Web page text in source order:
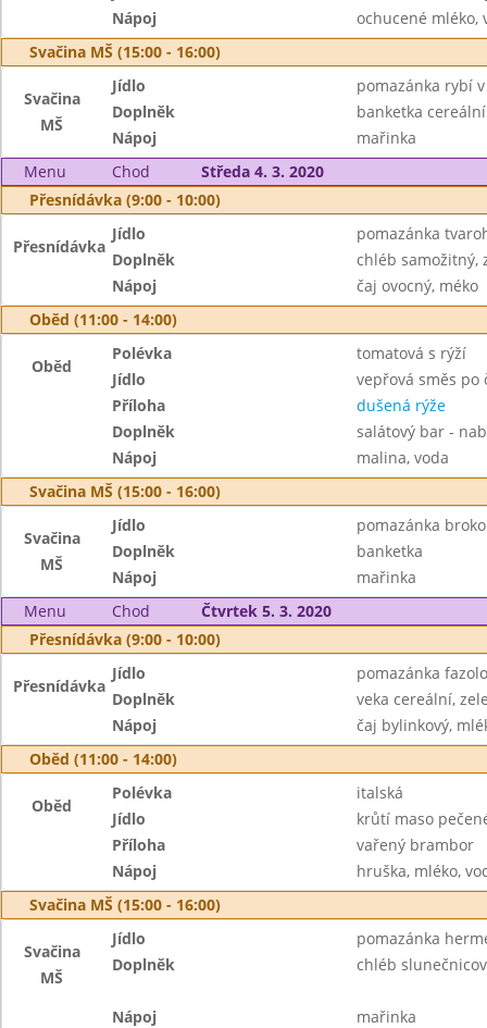
Nápoj
ochucené mléko,
Svačina MŠ (15:00 - 16:00)
Svačina
MŠ
Jídlo
pomazánka rybí
Doplněk
banketka cereální
Nápoj
mařinka
Menu
Chod
Středa 4. 3. 2020
Přesnídávka (9:00 - 10:00)
Přesnídávka
Jídlo
pomazánka
Doplněk
chléb samožitný,
Nápoj
čaj ovocný, méko
Oběd (11:00 - 14:00)
Oběd
Polévka
tomatová s rýží
Jídlo
vepřová směs po
Příloha
dušená rýže
Doplněk
salátový bar -
Nápoj
malina, voda
Svačina MŠ (15:00 - 16:00)
Svačina
MŠ
Jídlo
pomazánka
Doplněk
banketka
Nápoj
mařinka
Menu
Chod
Čtvrtek 5. 3. 2020
Přesnídávka (9:00 - 10:00)
Přesnídávka
Jídlo
pomazánka
Doplněk
veka cereální,
Nápoj
čaj bylinkový,
Oběd (11:00 - 14:00)
Oběd
Polévka
italská
Jídlo
krůtí maso
Příloha
vařený brambor
Nápoj
hruška, mléko,
Svačina MŠ (15:00 - 16:00)
Svačina
MŠ
Jídlo
pomazánka
Doplněk
chléb
Nápoj
mařinka